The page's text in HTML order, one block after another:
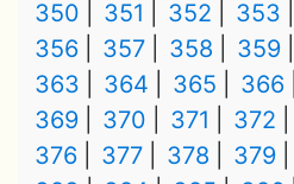
350
351 352 353
356
357 358 359
363
364 365 366
369
370 371 372
376
377 378 379